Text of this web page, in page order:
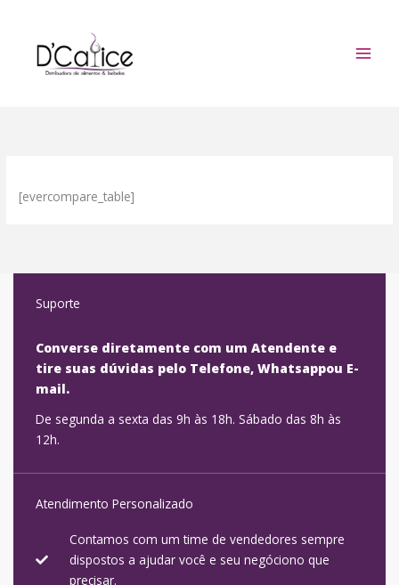
conteúdo
[evercompare_table]
Suporte
Converse diretamente com um Atendente e
tire suas dúvidas pelo Telefone, Whatsappou E-
mail.
De segunda a sexta das 9h às 18h. Sábado das 8h às
12h.
Atendimento Personalizado
Contamos com um time de vendedores sempre
dispostos a ajudar você e seu negóciono que
precisar.